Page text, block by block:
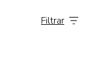
Filtrar